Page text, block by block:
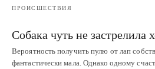
ПРОИСШЕСТВИЯ
Собака чуть не застрелила
Вероятность получить пулю от лап
фантастически мала. Однако одному